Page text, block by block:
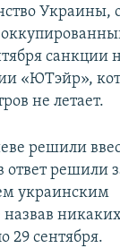
Украины,
санкции
«ЮТэйр»,
не летает.
решили
решили
украинским
29 сентября.